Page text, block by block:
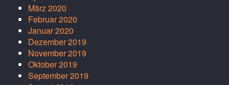
März 2020
Februar 2020
Januar 2020
Dezember 2019
November 2019
Oktober 2019
September 2019